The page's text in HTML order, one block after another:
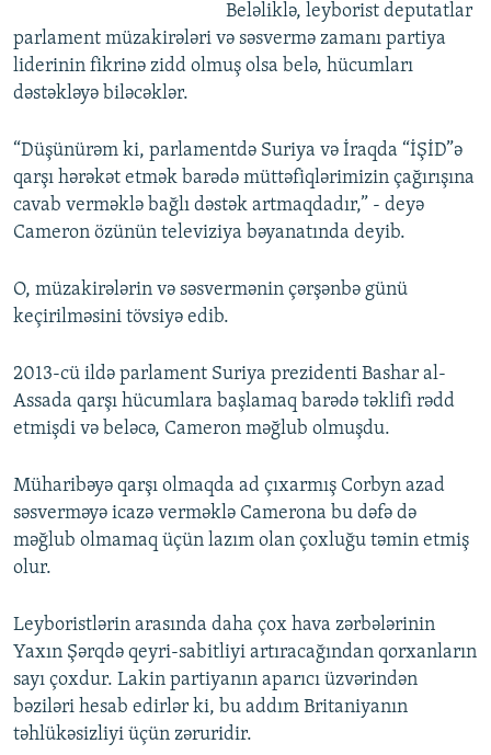
Beləliklə, leyborist deputatlar
parlament müzakirələri və səsvermə zamanı partiya
liderinin fikrinə zidd olmuş olsa belə, hücumları
dəstəkləyə biləcəklər.
“Düşünürəm ki, parlamentdə Suriya və İraqda “İŞİD”ə
qarşı hərəkət etmək barədə müttəfiqlərimizin çağırışına
cavab verməklə bağlı dəstək artmaqdadır,” - deyə
Cameron özünün televiziya bəyanatında deyib.
O, müzakirələrin və səsvermənin çərşənbə günü
keçirilməsini tövsiyə edib.
2013-cü ildə parlament Suriya prezidenti Bashar al-
Assada qarşı hücumlara başlamaq barədə təklifi rədd
etmişdi və beləcə, Cameron məğlub olmuşdu.
Müharibəyə qarşı olmaqda ad çıxarmış Corbyn azad
səsverməyə icazə verməklə Camerona bu dəfə də
məğlub olmamaq üçün lazım olan çoxluğu təmin etmiş
olur.
Leyboristlərin arasında daha çox hava zərbələrinin
Yaxın Şərqdə qeyri-sabitliyi artıracağından qorxanların
sayı çoxdur. Lakin partiyanın aparıcı üzvərindən
bəziləri hesab edirlər ki, bu addım Britaniyanın
təhlükəsizliyi üçün zəruridir.